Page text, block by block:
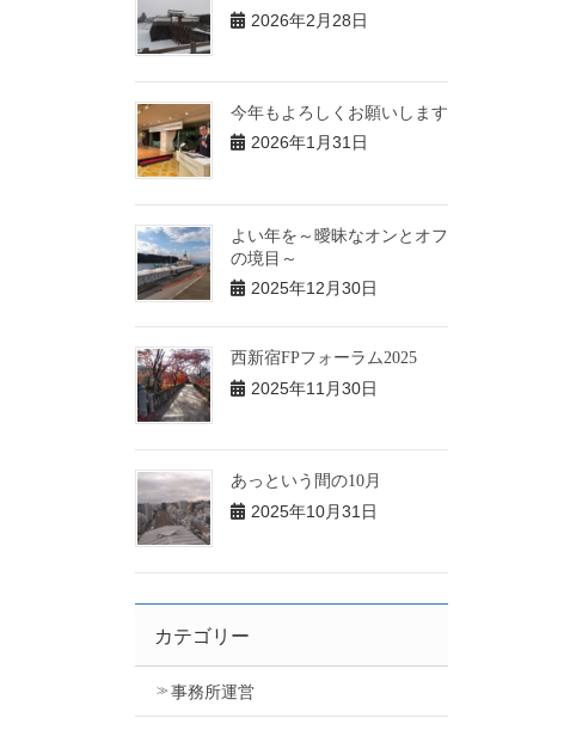
2026年2月28日
今年もよろしくお願いします
2026年1月31日
よい年を～曖昧なオンとオフ
の境目～
2025年12月30日
西新宿FPフォーラム2025
2025年11月30日
あっという間の10月
2025年10月31日
カテゴリー
事務所運営